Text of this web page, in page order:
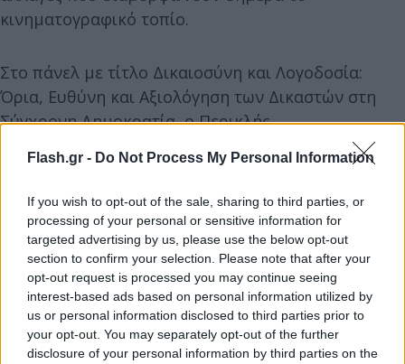
Flash.gr - Do Not Process My Personal Information
If you wish to opt-out of the sale, sharing to third parties, or
processing of your personal or sensitive information for
targeted advertising by us, please use the below opt-out
section to confirm your selection. Please note that after your
opt-out request is processed you may continue seeing
interest-based ads based on personal information utilized by
us or personal information disclosed to third parties prior to
your opt-out. You may separately opt-out of the further
disclosure of your personal information by third parties on the
κινηματογραφικό τοπίο.
Στο πάνελ με τίτλο Δικαιοσύνη και Λογοδοσία:
Όρια, Ευθύνη και Αξιολόγηση των Δικαστών στη
Σύγχρονη Δημοκρατία, ο Περικλής
Δημητρολόπουλος, Διευθυντής της εφημερίδας
“TO ΒΗΜΑ” συντόνισε την συζήτηση μεταξύ του
Προέδρου του ΣτΕ, Πικραμένου Μιχαήλ και του Αν.
Καθηγητή Νομικής του ΑΠΘ, Γιώργου Καραβοκύρη
για τα όρια και τις προϋποθέσεις της δικαστικής
λογοδοσίας, τη σημασία της δεοντολογίας στη
διασφάλιση της αμεροληψίας και της ακεραιότητας,
καθώς και το πλαίσιο της πειθαρχικής ευθύνης και
της αξιολόγησης των δικαστικών λειτουργών.